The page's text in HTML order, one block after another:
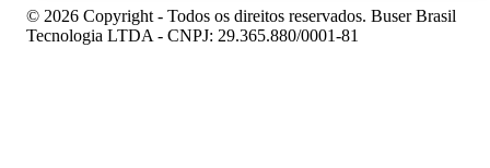
© 2026 Copyright - Todos os direitos reservados. Buser Brasil
Tecnologia LTDA - CNPJ: 29.365.880/0001-81